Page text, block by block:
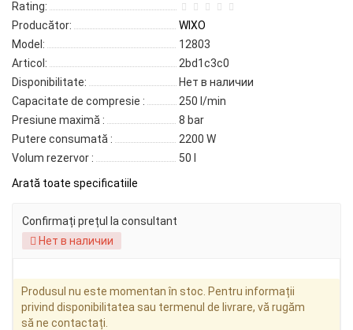
Rating:
Producător:
WIXO
Model:
12803
Articol:
2bd1c3c0
Disponibilitate:
Нет в наличии
Capacitate de compresie :
250 l/min
Presiune maximă :
8 bar
Putere consumată :
2200 W
Volum rezervor :
50 l
Arată toate specificatiile
Confirmați prețul la consultant
Нет в наличии
Produsul nu este momentan în stoc. Pentru informații
privind disponibilitatea sau termenul de livrare, vă rugăm
să ne contactați.